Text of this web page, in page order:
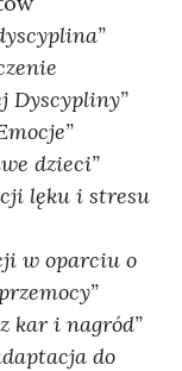
Dyscypliny”
dzieci”
lęku i stresu
w oparciu o
kar i nagród”
do